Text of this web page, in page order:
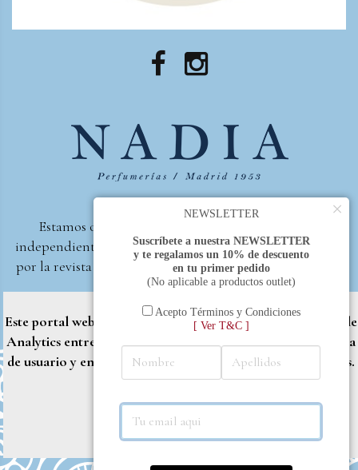
Estamos orgullosos de ser la primera perfumería
independiente de España, en recibir el premio otorgado
por la revista Beautyproof en 2015 a la mejor perfumería
de autor.
Perfumería Nadia2017 |Política de Privacidad
Este portal web utiliza cookies propias y de terceros (Google
Analytics entre otros) para brindarle una mejor experiencia
de usuario y entregar contenido adaptado a sus necesidades.
Más info
×
NEWSLETTER
Suscríbete a nuestra NEWSLETTER
y te regalamos un 10% de descuento
en tu primer pedido
(No aplicable a productos outlet)
Acepto Términos y Condiciones
[ Ver T&C ]